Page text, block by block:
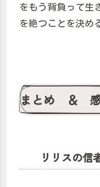
をもう背負って生
を絶つことを決め
まとめ ＆
リリスの信